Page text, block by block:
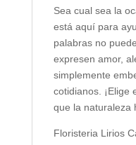
Sea cual sea la
está aquí para
palabras no
expresen amor,
simplemente
cotidianos. ¡Elige
que la naturaleza
Floristeria Lirios